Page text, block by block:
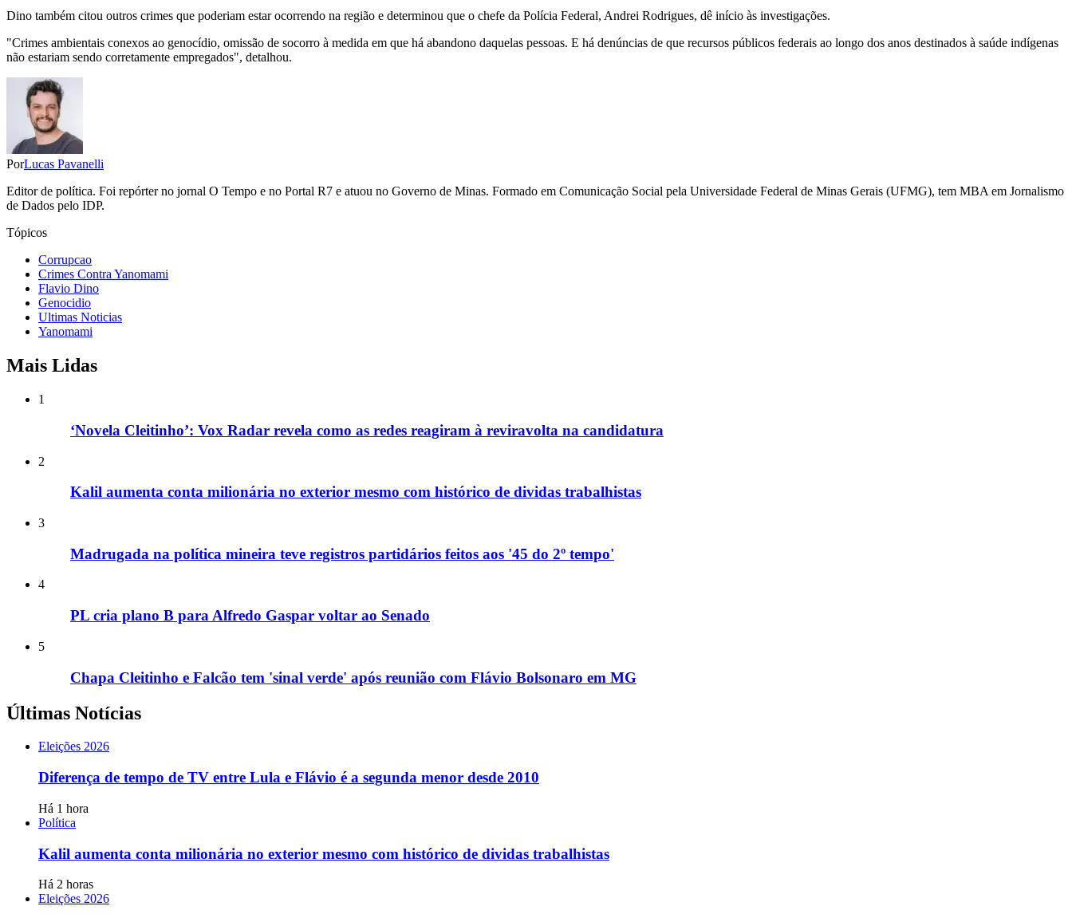
Dino também citou outros crimes que poderiam estar ocorrendo na região e determinou que o chefe da Polícia Federal, Andrei Rodrigues, dê início às investigações.
"Crimes ambientais conexos ao genocídio, omissão de socorro à medida em que há abandono daquelas pessoas. E há denúncias de que recursos públicos federais ao longo dos anos destinados à saúde indígenas
não estariam sendo corretamente empregados", detalhou.
PorLucas Pavanelli
Editor de política. Foi repórter no jornal O Tempo e no Portal R7 e atuou no Governo de Minas. Formado em Comunicação Social pela Universidade Federal de Minas Gerais (UFMG), tem MBA em Jornalismo
de Dados pelo IDP.
Tópicos
Corrupcao
Crimes Contra Yanomami
Flavio Dino
Genocidio
Ultimas Noticias
Yanomami
Mais Lidas
1
‘Novela Cleitinho’: Vox Radar revela como as redes reagiram à reviravolta na candidatura
2
Kalil aumenta conta milionária no exterior mesmo com histórico de dividas trabalhistas
3
Madrugada na política mineira teve registros partidários feitos aos '45 do 2º tempo'
4
PL cria plano B para Alfredo Gaspar voltar ao Senado
5
Chapa Cleitinho e Falcão tem 'sinal verde' após reunião com Flávio Bolsonaro em MG
Últimas Notícias
Eleições 2026
Diferença de tempo de TV entre Lula e Flávio é a segunda menor desde 2010
Há 1 hora
Política
Kalil aumenta conta milionária no exterior mesmo com histórico de dividas trabalhistas
Há 2 horas
Eleições 2026